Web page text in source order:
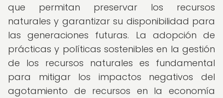
que permitan preservar los recursos
naturales y garantizar su disponibilidad para
las generaciones futuras. La adopción de
prácticas y políticas sostenibles en la gestión
de los recursos naturales es fundamental
para mitigar los impactos negativos del
agotamiento de recursos en la economía